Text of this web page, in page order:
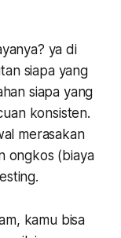
ya di
siapa yang
siapa yang
konsisten.
merasakan
ongkos (biaya
kamu bisa